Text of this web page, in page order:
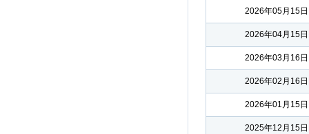
2026年05月15日
2026年04月15日
2026年03月16日
2026年02月16日
2026年01月15日
2025年12月15日